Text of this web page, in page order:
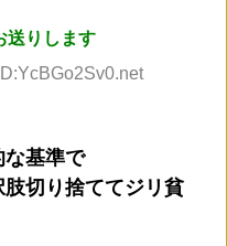
送りします
な基準で
切り捨ててジリ貧